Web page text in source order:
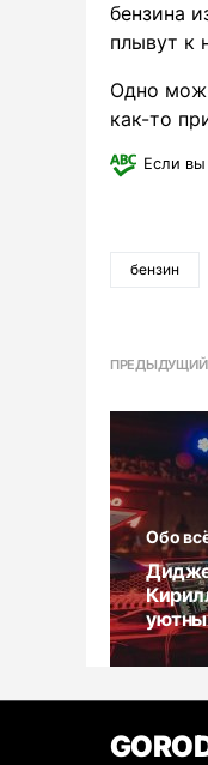
бензина
плывут к
Одно
как-то
Если
бензин
ПРЕДЫДУЩИЙ
Обо